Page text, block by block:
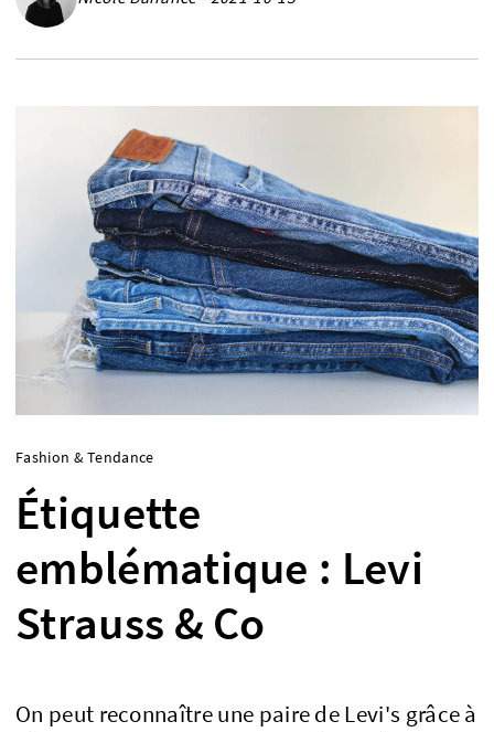
Fashion & Tendance
Étiquette
emblématique : Levi
Strauss & Co
On peut reconnaître une paire de Levi's grâce à